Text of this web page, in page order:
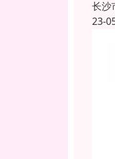
长沙
23-